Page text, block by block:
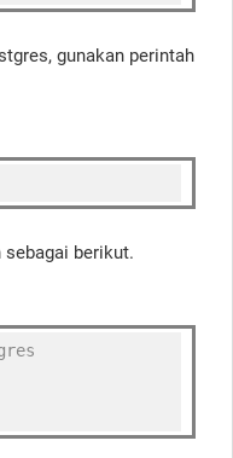
gunakan perintah
berikut.